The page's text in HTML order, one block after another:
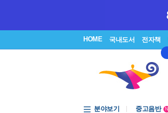
HOME 국내도서 전자책
분야보기
중고음반
N